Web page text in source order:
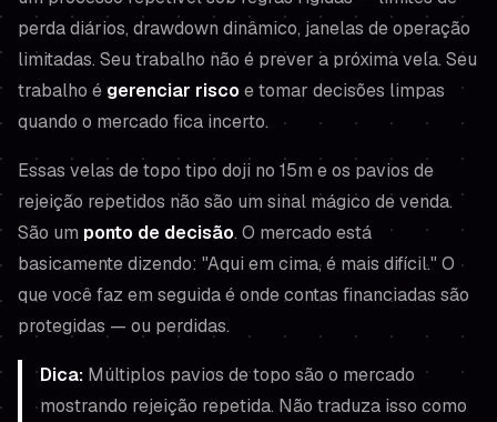
perda diários, drawdown dinâmico, janelas de operação
limitadas. Seu trabalho não é prever a próxima vela. Seu
trabalho égerenciar riscoe tomar decisões limpas
quando o mercado fica incerto.
Essas velas de topo tipo doji no 15m e os pavios de
rejeição repetidos não são um sinal mágico de venda.
São um ponto de decisão. O mercado está
basicamente dizendo: "Aqui em cima, é mais difícil." O
que você faz em seguida é onde contas financiadas são
protegidas — ou perdidas.
Dica: Múltiplos pavios de topo são o mercado
mostrando rejeição repetida. Não traduza isso como